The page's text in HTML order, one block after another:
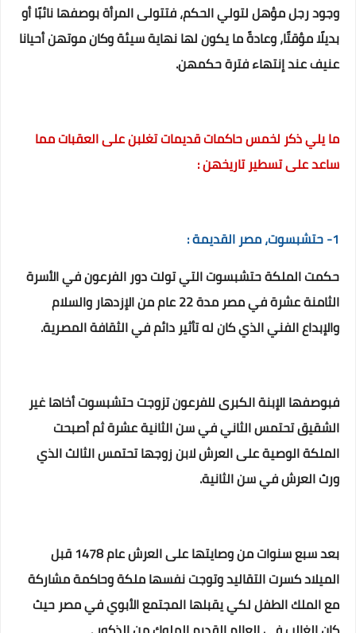
وجود رجل مؤهل لتولي الحكم، فتتولى المرأة بوصفها نائبًا أو
بديلًا مؤقتًا، وعادةً ما يكون لها نهاية سيئة وكان موتهن أحيانا
عنيف عند إنتهاء فترة حكمهن.
ما يلي ذكر لخمس حاكمات قديمات تغلبن على العقبات مما
ساعد على تسطير تاريخهن :
1- حتشبسوت، مصر القديمة :
حكمت الملكة حتشبسوت التي تولت دور الفرعون في الأسرة
الثامنة عشرة في مصر مدة 22 عام من الإزدهار والسلام
والإبداع الفني الذي كان له تأثير دائم في الثقافة المصرية.
فبوصفها الإبنة الكبرى للفرعون تزوجت حتشبسوت أخاها غير
الشقيق تحتمس الثاني في سن الثانية عشرة ثم أصبحت
الملكة الوصية على العرش لابن زوجها تحتمس الثالث الذي
ورث العرش في سن الثانية.
بعد سبع سنوات من وصايتها على العرش عام 1478 قبل
الميلاد كسرت التقاليد وتوجت نفسها ملكة وحاكمة مشاركة
مع الملك الطفل لكي يقبلها المجتمع الأبوي في مصر حيث